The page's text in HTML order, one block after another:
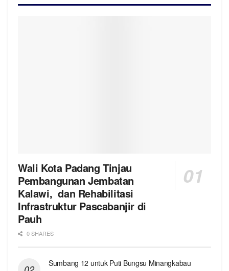
Wali Kota Padang Tinjau
Pembangunan Jembatan
Kalawi, dan Rehabilitasi
Infrastruktur Pascabanjir di
Pauh
0 SHARES
Sumbang 12 untuk Puti Bungsu Minangkabau